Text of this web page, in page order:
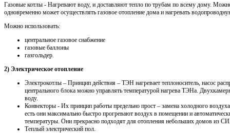
Газовые котлы - Нагревают воду, и доставляют тепло по трубам по всему дому.
одновременно может осуществлять газовое отопление дома и нагревать
Можно использовать:
центральное газовое снабжение
газовые баллоны
газгольдер.
2) Электрическое отопление
Электрокотлы – Принцип действия – ТЭН нагревает теплоноситель, насос
центрального блока можно управлять температурой нагрева ТЭНа.
воду.
Конвекторы - Их принцип работы предельно прост – замена холодного
есть они максимально быстро прогревают воздух в помещении и
температуры. Они прекрасно подходят для отопления небольших домов из
Теплый электрический пол.